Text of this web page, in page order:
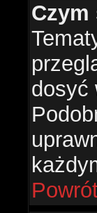
Czym
dosyć